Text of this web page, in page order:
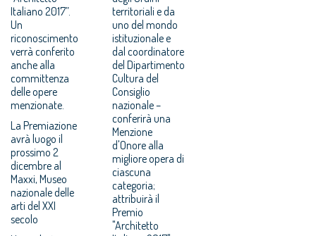
Italiano 2017”.
Un
riconoscimento
verrà conferito
anche alla
committenza
delle opere
menzionate.
La Premiazione
avrà luogo il
prossimo 2
dicembre al
Maxxi, Museo
nazionale delle
arti del XXI
secolo
territoriali e da
uno del mondo
istituzionale e
dal coordinatore
del Dipartimento
Cultura del
Consiglio
nazionale –
conferirà una
Menzione
d'Onore alla
migliore opera di
ciascuna
categoria;
attribuirà il
Premio
"Architetto